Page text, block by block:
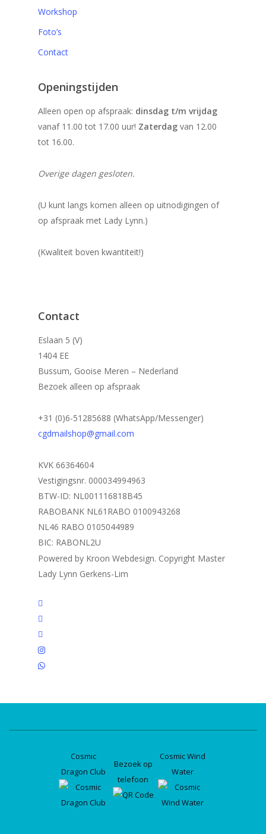
Workshop
Foto’s
Contact
Openingstijden
Alleen open op afspraak: dinsdag t/m vrijdag
vanaf 11.00 tot 17.00 uur! Zaterdag van 12.00
tot 16.00.
Overige dagen gesloten.
(U kunt langs komen alleen op uitnodigingen of
op afspraak met Lady Lynn.)
(Kwaliteit boven kwantiteit!)
Contact
Eslaan 5 (V)
1404 EE
Bussum, Gooise Meren – Nederland
Bezoek alleen op afspraak
+31 (0)6-51285688 (WhatsApp/Messenger)
cgdmailshop@gmail.com
KVK 66364604
Vestigingsnr. 000034994963
BTW-ID: NL001116818B45
RABOBANK NL61RABO 0100943268
NL46 RABO 0105044989
BIC: RABONL2U
Powered by Kroon Webdesign. Copyright Master
Lady Lynn Gerkens-Lim
twitter
facebook
linkedin
instagram
whatsapp
Cosmic
Dragon Club
Bezoek op
telefoon
Cosmic Wind
Water